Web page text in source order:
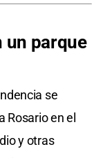
un parque
se
Rosario en el
y otras